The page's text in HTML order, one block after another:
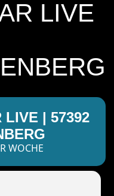
LIVE
LIVE | 57392
WOCHE